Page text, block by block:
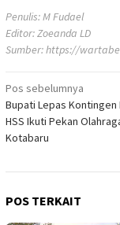
Penulis: M Fudael
Editor: Zoeanda LD
Sumber:https://
Navigasi
pos
Pos sebelumnya
Bupati Lepas Kontingen
HSS Ikuti Pekan
Kotabaru
POS TERKAIT